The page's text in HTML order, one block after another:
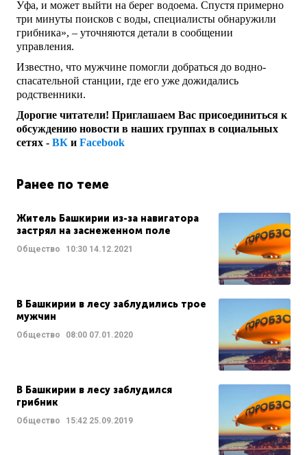
Уфа, и может выйти на берег водоема. Спустя примерно
три минуты поисков с воды, специалисты обнаружили
грибника», – уточняются детали в сообщении
управления.
Известно, что мужчине помогли добраться до водно-
спасательной станции, где его уже дожидались
родственники.
Дорогие читатели! Приглашаем Вас присоединиться к
обсуждению новости в наших группах в социальных
сетях - ВК и Facebook
Ранее по теме
Житель Башкирии из-за навигатора
застрял на заснеженном поле
Общество 10:30 14.12.2021
В Башкирии в лесу заблудились трое
мужчин
Общество 08:00 07.01.2020
В Башкирии в лесу заблудился
грибник
Общество 15:42 25.09.2019